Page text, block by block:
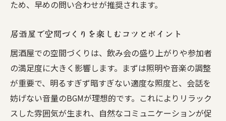
ため、早めの問い合わせが推奨されます。
居酒屋で空間づくりを楽しむコツとポイント
居酒屋での空間づくりは、飲み会の盛り上がりや参加者
の満足度に大きく影響します。まずは照明や音楽の調整
が重要で、明るすぎず暗すぎない適度な照度と、会話を
妨げない音量のBGMが理想的です。これによりリラック
スした雰囲気が生まれ、自然なコミュニケーションが促